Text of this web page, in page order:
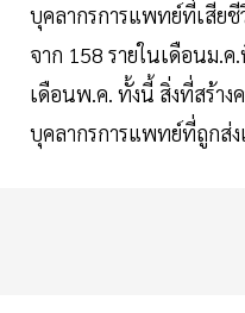
บุคลากรการแพทย์ที่เสียชี
จาก 158 รายในเดือนม.
เดือนพ.ค. ทั้งนี้ สิ่งที่สร้าง
บุคลากรการแพทย์ที่ถูกส่ง